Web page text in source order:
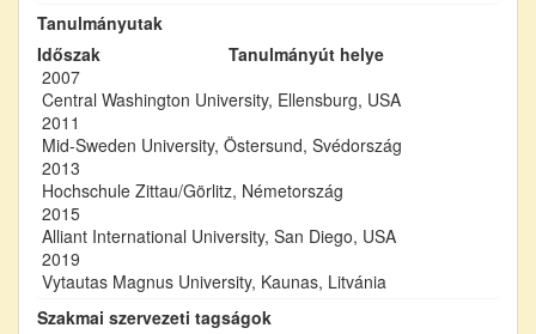
Tanulmányutak
Időszak
Tanulmányút helye
2007
Central Washington University, Ellensburg, USA
2011
Mid-Sweden University, Östersund, Svédország
2013
Hochschule Zittau/Görlitz, Németország
2015
Alliant International University, San Diego, USA
2019
Vytautas Magnus University, Kaunas, Litvánia
Szakmai szervezeti tagságok